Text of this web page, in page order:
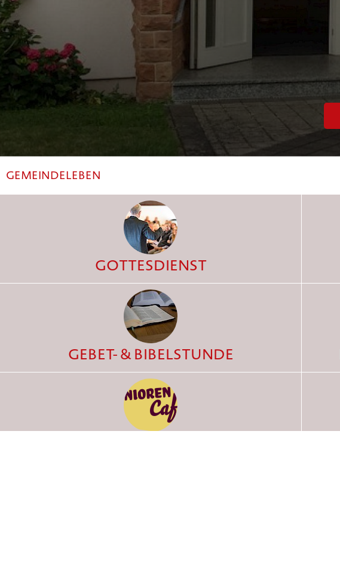
GEMEINDELEBEN
GOTTESDIENST
GEBET- & BIBELSTUNDE